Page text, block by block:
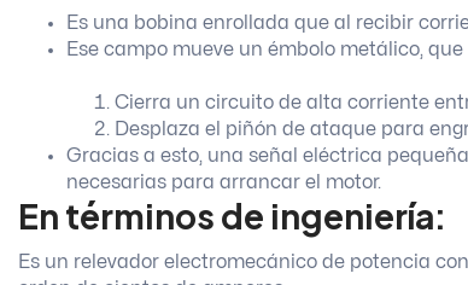
Es una bobina enrollada que al recibir
Ese campo mueve un émbolo metálico,
Cierra un circuito de alta corriente
Desplaza el piñón de ataque para
Gracias a esto, una señal eléctrica
necesarias para arrancar el motor.
En términos de ingeniería:
Es un relevador electromecánico de potencia